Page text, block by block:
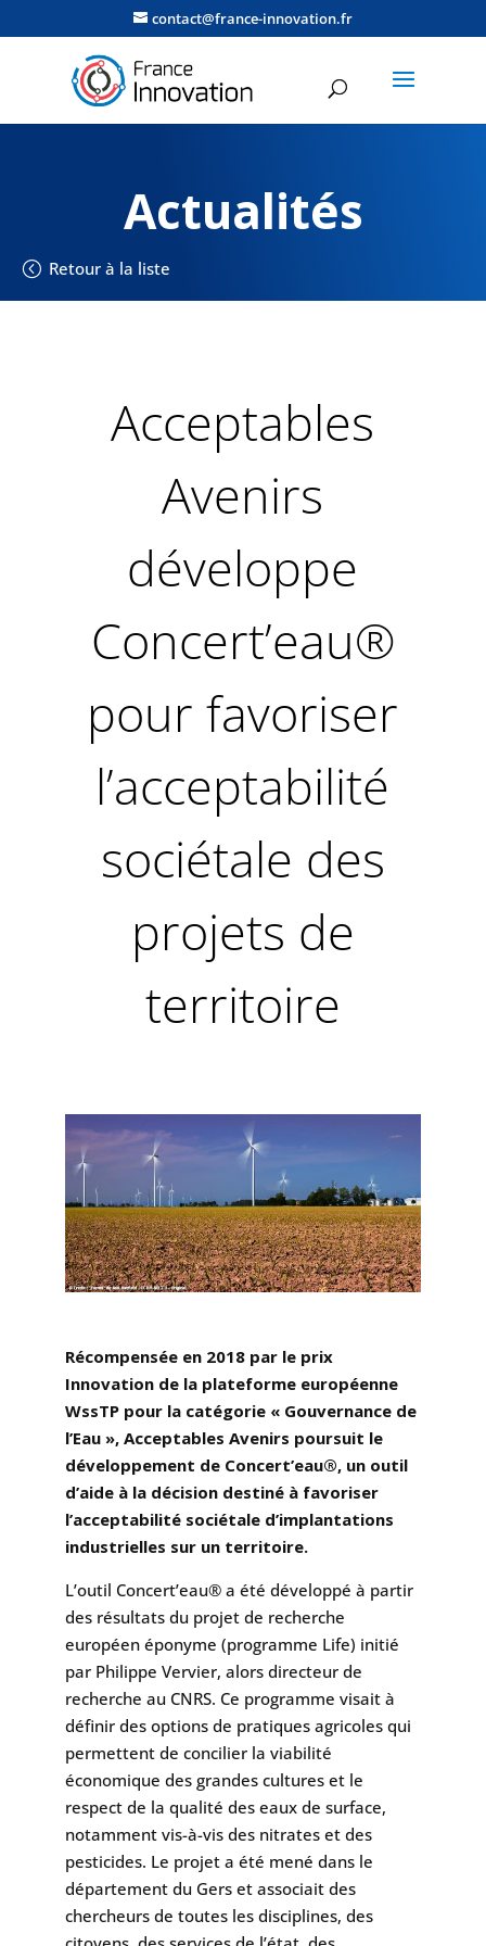
contact@france-innovation.fr
Actualités
Retour à la liste
Acceptables
Avenirs
développe
Concert’eau®
pour favoriser
l’acceptabilité
sociétale des
projets de
territoire
Récompensée en 2018 par le prix
Innovation de la plateforme européenne
WssTP pour la catégorie « Gouvernance de
l’Eau », Acceptables Avenirs poursuit le
développement de Concert’eau®, un outil
d’aide à la décision destiné à favoriser
l’acceptabilité sociétale d’implantations
industrielles sur un territoire.
L’outil Concert’eau® a été développé à partir
des résultats du projet de recherche
européen éponyme (programme Life) initié
par Philippe Vervier, alors directeur de
recherche au CNRS. Ce programme visait à
définir des options de pratiques agricoles qui
permettent de concilier la viabilité
économique des grandes cultures et le
respect de la qualité des eaux de surface,
notamment vis-à-vis des nitrates et des
pesticides. Le projet a été mené dans le
département du Gers et associait des
chercheurs de toutes les disciplines, des